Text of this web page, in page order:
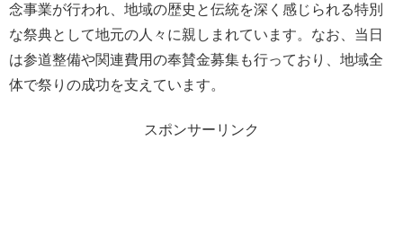
念事業が行われ、地域の歴史と伝統を深く感じられる特別
な祭典として地元の人々に親しまれています。なお、当日
は参道整備や関連費用の奉賛金募集も行っており、地域全
体で祭りの成功を支えています。
スポンサーリンク